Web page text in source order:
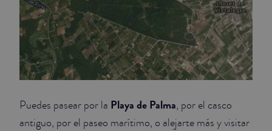
Puedes pasear por la Playa de Palma, por el casco
antiguo, por el paseo marítimo, o alejarte más y visitar